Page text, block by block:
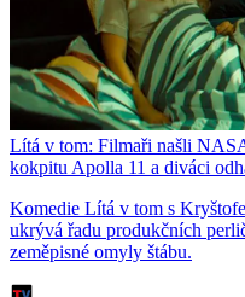
Lítá v tom: Filmaři našli
kokpitu Apolla 11 a diváci
Komedie Lítá v tom s
ukrývá řadu produkčních
zeměpisné omyly štábu.